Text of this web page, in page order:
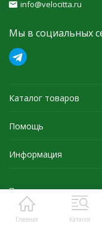
Главная Каталог
info@velocitta.ru
Мы в социальных
Каталог товаров
Помощь
Информация
Политика